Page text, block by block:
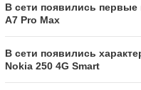
В сети появились первые
A7 Pro Max
В сети появились
Nokia 250 4G Smart